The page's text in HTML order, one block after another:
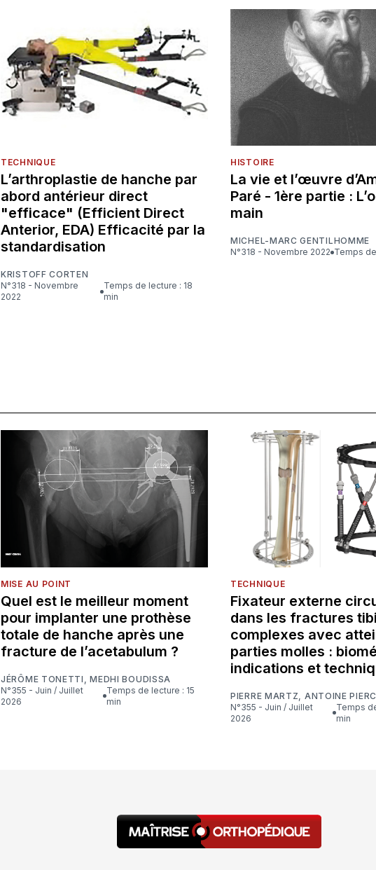
TECHNIQUE
L’arthroplastie de hanche par
abord antérieur direct
"efficace" (Efficient Direct
Anterior, EDA) Efficacité par la
standardisation
KRISTOFF CORTEN
N°318 - Novembre
2022
Temps de lecture : 18
min
HISTOIRE
La vie et l’œuvre
Paré - 1ère partie :
main
MICHEL-MARC GENTILHOMME
N°318 - Novembre 2022
Temps
MISE AU POINT
Quel est le meilleur moment
pour implanter une prothèse
totale de hanche après une
fracture de l’acetabulum ?
JÉRÔME TONETTI ,MEDHI BOUDISSA
N°355 - Juin / Juillet
2026
Temps de lecture : 15
min
TECHNIQUE
Fixateur externe
dans les fractures
complexes avec
parties molles :
indications et
PIERRE MARTZ
ANTOINE
N°355 - Juin / Juillet
2026
Temps de lecture : 16
min